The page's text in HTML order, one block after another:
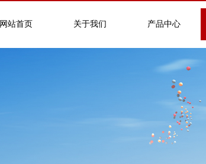
网站首页 关于我们 产品中心